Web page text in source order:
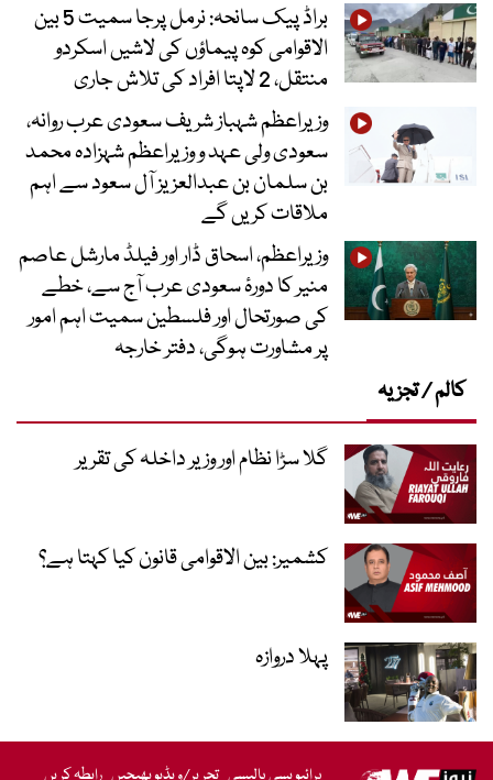
براڈ پیک سانحہ: نرمل پرجا سمیت 5 بین
الاقوامی کوہ پیماؤں کی لاشیں اسکردو
منتقل، 2 لاپتا افراد کی تلاش جاری
وزیراعظم شہباز شریف سعودی عرب روانہ،
سعودی ولی عہد و وزیراعظم شہزادہ محمد
بن سلمان بن عبدالعزیز آل سعود سے اہم
ملاقات کریں گے
وزیراعظم، اسحاق ڈار اور فیلڈ مارشل عاصم
منیر کا دورۂ سعودی عرب آج سے، خطے
کی صورتحال اور فلسطین سمیت اہم امور
پر مشاورت ہوگی، دفتر خارجہ
کالم / تجزیہ
گلا سڑا نظام اور وزیر داخلہ کی تقریر
کشمیر: بین الاقوامی قانون کیا کہتا ہے؟
پہلا دروازہ